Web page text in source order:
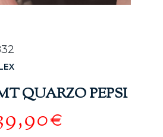
QUARZO PEPSI
€